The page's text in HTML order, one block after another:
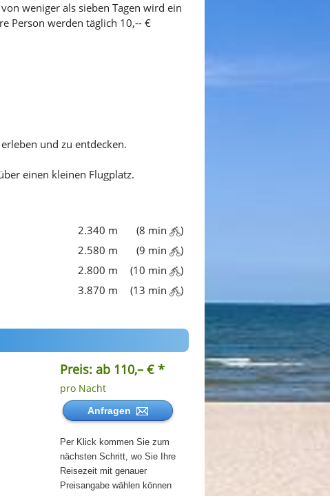
weniger als sieben Tagen wird ein
Person werden täglich 10,-- €
und zu entdecken.
einen kleinen Flugplatz.
2.340 m (8 min
)
2.580 m (9 min
)
2.800 m (10 min
)
3.870 m (13 min )
Preis: ab 110,– € *
pro Nacht
Anfragen
Per Klick kommen Sie zum
nächsten Schritt, wo Sie Ihre
Reisezeit mit genauer
Preisangabe wählen können